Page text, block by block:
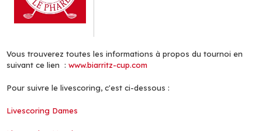
Vous trouverez toutes les informations à propos du tournoi en
suivant ce lien : www.biarritz-cup.com
Pour suivre le livescoring, c'est ci-dessous :
Livescoring Dames